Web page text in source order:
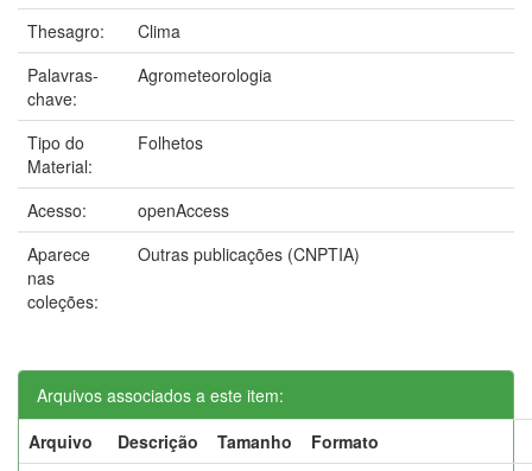
Thesagro:
Clima
Palavras-
chave:
Agrometeorologia
Tipo do
Material:
Folhetos
Acesso:
openAccess
Aparece
nas
coleções:
Outras publicações (CNPTIA)
Arquivos associados a este item:
Arquivo
Descrição Tamanho
Formato